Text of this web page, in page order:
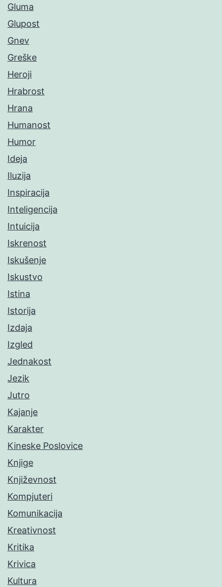
Gluma
Glupost
Gnev
Greške
Heroji
Hrabrost
Hrana
Humanost
Humor
Ideja
Iluzija
Inspiracija
Inteligencija
Intuicija
Iskrenost
Iskušenje
Iskustvo
Istina
Istorija
Izdaja
Izgled
Jednakost
Jezik
Jutro
Kajanje
Karakter
Kineske Poslovice
Knjige
Književnost
Kompjuteri
Komunikacija
Kreativnost
Kritika
Krivica
Kultura